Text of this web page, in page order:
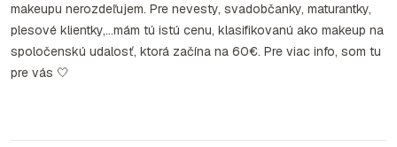
makeupu nerozdeľujem. Pre nevesty, svadobčanky, maturantky,
plesové klientky,…mám tú istú cenu, klasifikovanú ako makeup na
spoločenskú udalosť, ktorá začína na 60€. Pre viac info, som tu
pre vás 🤍